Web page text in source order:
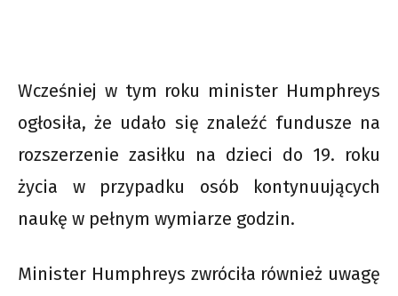
Wcześniej w tym roku minister Humphreys
ogłosiła, że udało się znaleźć fundusze na
rozszerzenie zasiłku na dzieci do 19. roku
życia w przypadku osób kontynuujących
naukę w pełnym wymiarze godzin.
Minister Humphreys zwróciła również uwagę